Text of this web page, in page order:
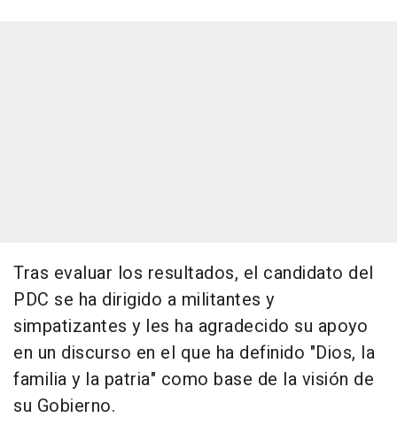
Tras evaluar los resultados, el candidato del
PDC se ha dirigido a militantes y
simpatizantes y les ha agradecido su apoyo
en un discurso en el que ha definido "Dios, la
familia y la patria" como base de la visión de
su Gobierno.